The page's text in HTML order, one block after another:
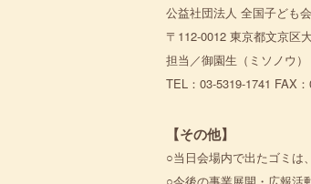
公益社団法人 全国子ども
〒112-0012 東京都文京区
担当／御園生（ミソノウ）
TEL：03-5319-1741 FAX
【その他】
○当日会場内で出たゴミは